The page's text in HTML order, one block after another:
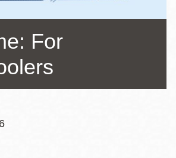
For